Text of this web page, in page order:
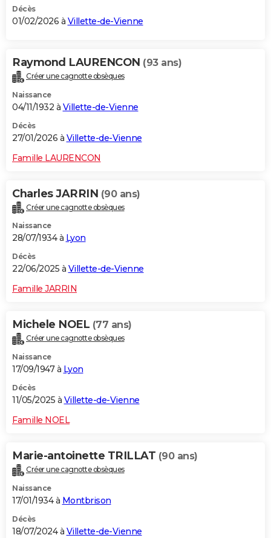
Décès
01/02/2026 à Villette-de-Vienne
Raymond LAURENCON (93 ans)
Créer une cagnotte obsèques
Naissance
04/11/1932 à Villette-de-Vienne
Décès
27/01/2026 à Villette-de-Vienne
Famille LAURENCON
Charles JARRIN (90 ans)
Créer une cagnotte obsèques
Naissance
28/07/1934 à Lyon
Décès
22/06/2025 à Villette-de-Vienne
Famille JARRIN
Michele NOEL (77 ans)
Créer une cagnotte obsèques
Naissance
17/09/1947 à Lyon
Décès
11/05/2025 à Villette-de-Vienne
Famille NOEL
Marie-antoinette TRILLAT (90 ans)
Créer une cagnotte obsèques
Naissance
17/01/1934 à Montbrison
Décès
18/07/2024 à Villette-de-Vienne